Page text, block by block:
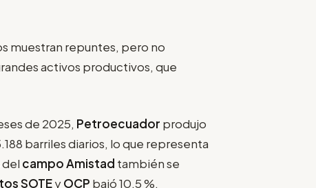
muestran repuntes, pero no
activos productivos, que
de 2025, Petroecuador produjo
barriles diarios, lo que representa
del campo Amistad también se
SOTEyOCP bajó 10,5 %,